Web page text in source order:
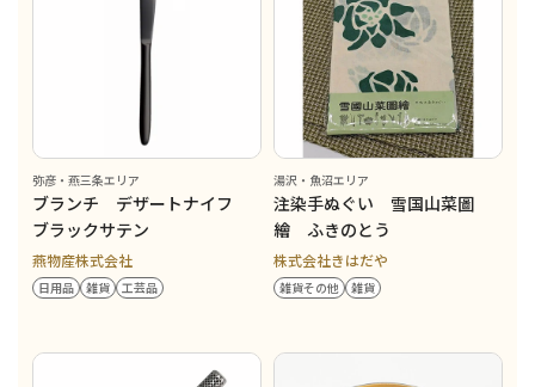
弥彦・燕三条エリア
ブランチ デザートナイフ
ブラックサテン
燕物産株式会社
日用品 雑貨 工芸品
湯沢・魚沼エリア
注染手ぬぐい 雪国山菜圖
繪 ふきのとう
株式会社きはだや
雑貨その他 雑貨